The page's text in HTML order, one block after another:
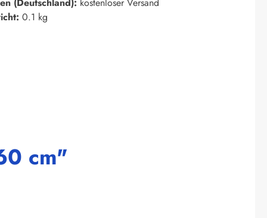
(Deutschland): kostenloser Versand
0.1 kg
cm"